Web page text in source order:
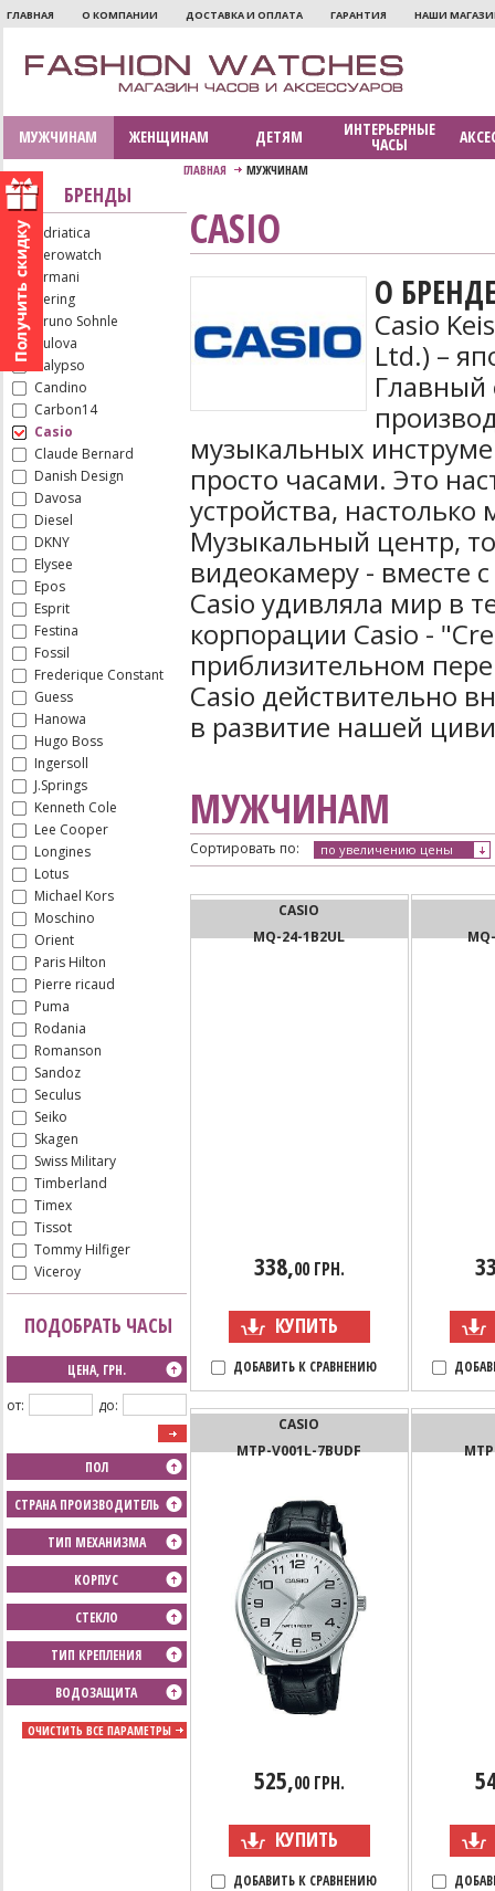
ГЛАВНАЯ О КОМПАНИИ ДОСТАВКА И ОПЛАТА ГАРАНТИЯ НАШИ
МУЖЧИНАМ ЖЕНЩИНАМ ДЕТЯМ ИНТЕРЬЕРНЫЕ
ЧАСЫ
ГЛАВНАЯ МУЖЧИНАМ
БРЕНДЫ
Adriatica
Aerowatch
Armani
Bering
Bruno Sohnle
Bulova
Calypso
Candino
Carbon14
Casio
Claude Bernard
Danish Design
Davosa
Diesel
DKNY
Elysee
Epos
Esprit
Festina
Fossil
Frederique Constant
Guess
Hanowa
Hugo Boss
Ingersoll
J.Springs
Kenneth Cole
Lee Cooper
Longines
Lotus
Michael Kors
Moschino
Orient
Paris Hilton
Pierre ricaud
Puma
Rodania
Romanson
Sandoz
Seculus
Seiko
Skagen
Swiss Military
Timberland
Timex
Tissot
Tommy Hilfiger
Viceroy
ПОДОБРАТЬ ЧАСЫ
ЦЕНА, ГРН.
от:
до:
ПОЛ
СТРАНА ПРОИЗВОДИТЕЛЬ
ТИП МЕХАНИЗМА
КОРПУС
СТЕКЛО
ТИП КРЕПЛЕНИЯ
ВОДОЗАЩИТА
ОЧИСТИТЬ ВСЕ ПАРАМЕТРЫ
CASIO
О
Casio
Ltd.) –
музыкальных
просто часами. Это
устройства,
Музыкальный центр,
видеокамеру - вместе
Casio удивляла мир в
корпорации Casio -
приблизительном
Casio действительно
в развитие нашей
МУЖЧИНАМ
Сортировать по: по увеличению цены
CASIO
MQ-24-1B2UL
338,00 ГРН.
КУПИТЬ
ДОБАВИТЬ К СРАВНЕНИЮ
CASIO
MTP-V001L-7BUDF
525,00 ГРН.
КУПИТЬ
ДОБАВИТЬ К СРАВНЕНИЮ